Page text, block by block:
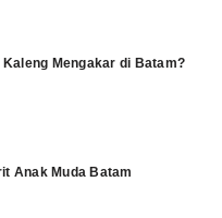
Mengakar di Batam?
Anak Muda Batam